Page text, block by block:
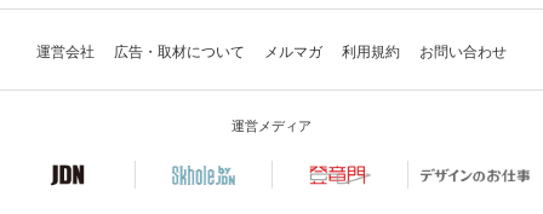
運営会社 広告・取材について メルマガ 利用規約 お問い合わせ
運営メディア